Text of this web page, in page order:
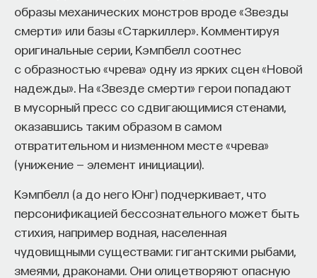
образы механических монстров вроде «Звезды
смерти» или базы «Старкиллер». Комментируя
оригинальные серии, Кэмпбелл соотнес
с образностью «чрева» одну из ярких сцен «Новой
надежды». На «Звезде смерти» герои попадают
в мусорный пресс со сдвигающимися стенами,
оказавшись таким образом в самом
отвратительном и низменном месте «чрева»
(унижение — элемент инициации).
Кэмпбелл (а до него Юнг) подчеркивает, что
персонификацией бессознательного может быть
стихия, например водная, населенная
чудовищными существами: гигантскими рыбами,
змеями, драконами. Они олицетворяют опасную